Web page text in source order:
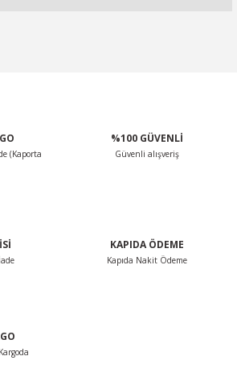
ürün açıklamalarında ve diğer
noktaları öneri formunu
eksik bilgiler bulunuyor.
bulunuyor.
(Kaporta
%100 GÜVENLİ
Güvenli alışveriş
KAPIDA ÖDEME
Kapıda Nakit Ödeme